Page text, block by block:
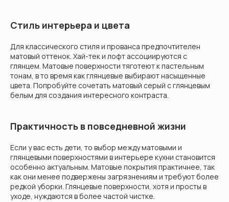
Стиль интерьера и цвета
Для классического стиля и прованса предпочтителен
матовый оттенок. Хай-тек и лофт ассоциируются с
глянцем. Матовые поверхности тяготеют к пастельным
тонам, в то время как глянцевые выбирают насыщенные
цвета. Попробуйте сочетать матовый серый с глянцевым
белым для создания интересного контраста.
Практичность в повседневной жизни
Если у вас есть дети, то выбор между матовыми и
глянцевыми поверхностями в интерьере кухни становится
особенно актуальным. Матовые покрытия практичнее, так
как они менее подвержены загрязнениям и требуют более
редкой уборки. Глянцевые поверхности, хотя и просты в
уходе, нуждаются в более частой чистке.